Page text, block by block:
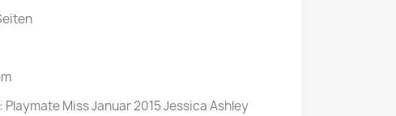
Miss Januar 2015 Jessica Ashley